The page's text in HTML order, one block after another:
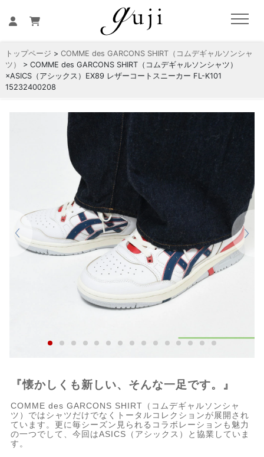
トップページ > COMME des GARCONS SHIRT（コムデギャルソンシャ
ツ）
> COMME des GARCONS SHIRT（コムデギャルソンシャツ）
×ASICS（アシックス）EX89 レザーコートスニーカー FL-K101
15232400208
『懐かしくも新しい、そんな一足です。』
COMME des GARCONS SHIRT（コムデギャルソンシャ
ツ）ではシャツだけでなくトータルコレクションが展開され
ています。更に毎シーズン見られるコラボレーションも魅力
の一つでして、今回はASICS（アシックス）と協業していま
す。